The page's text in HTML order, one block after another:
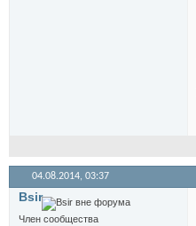
04.08.2014, 03:37
Bsir
Член сообщества